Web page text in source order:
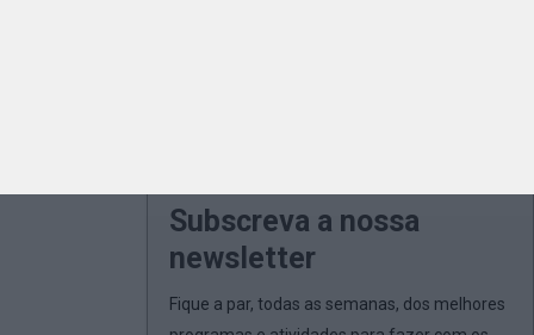
Subscreva a nossa
newsletter
Fique a par, todas as semanas, dos melhores